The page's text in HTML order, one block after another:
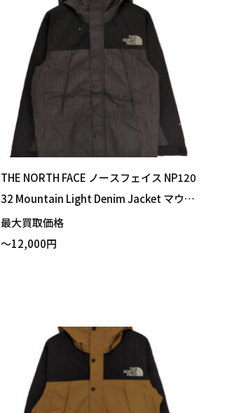
THE NORTH FACE ノースフェイス NP120
32 Mountain Light Denim Jacket マウン
テンライトデニムジャケット ナイロンブ
ラックデニム Sサイズ 買い取りました！
最大買取価格
～12,000円